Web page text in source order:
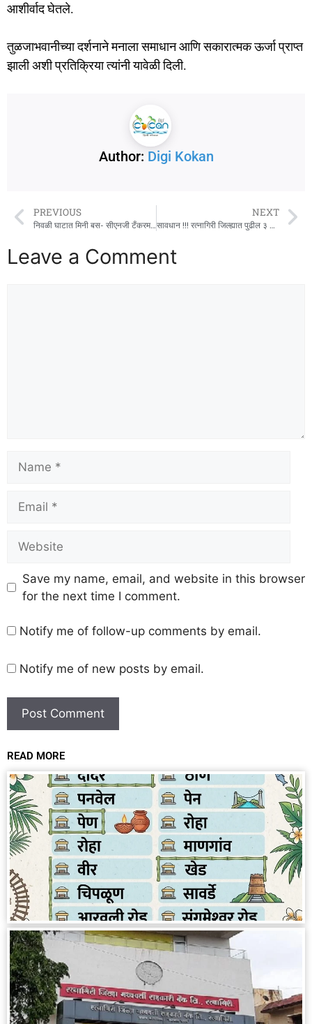
आशीर्वाद घेतले.
तुळजाभवानीच्या दर्शनाने मनाला समाधान आणि सकारात्मक ऊर्जा प्राप्त
झाली अशी प्रतिक्रिया त्यांनी यावेळी दिली.
Author: Digi Kokan
PREVIOUS
निवळी घाटात मिनी बस- सीएनजी टँकरमध्ये धडक ; २६ शिक्षक जखमी
NEXT
सावधान !!! रत्नागिरी जिल्ह्यात पुढील ३ ते ४ तासात विजांसह पाऊस
Leave a Comment
Save my name, email, and website in this browser
for the next time I comment.
Notify me of follow-up comments by email.
Notify me of new posts by email.
READ MORE